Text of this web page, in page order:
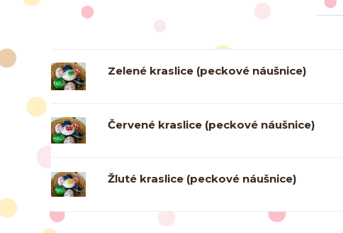
Zelené kraslice (peckové náušnice)
Červené kraslice (peckové náušnice)
Žluté kraslice (peckové náušnice)